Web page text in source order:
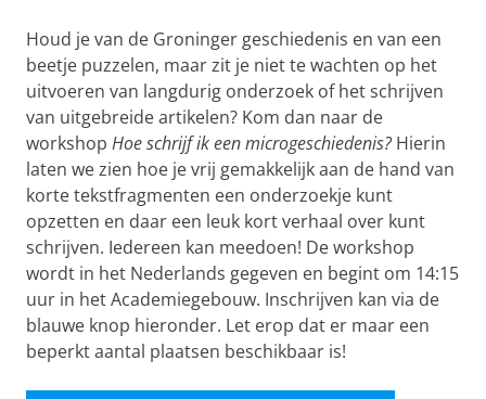
Houd je van de Groninger geschiedenis en van een
beetje puzzelen, maar zit je niet te wachten op het
uitvoeren van langdurig onderzoek of het schrijven
van uitgebreide artikelen? Kom dan naar de
workshop Hoe schrijf ik een microgeschiedenis?Hierin
laten we zien hoe je vrij gemakkelijk aan de hand van
korte tekstfragmenten een onderzoekje kunt
opzetten en daar een leuk kort verhaal over kunt
schrijven. Iedereen kan meedoen! De workshop
wordt in het Nederlands gegeven en begint om 14:15
uur in het Academiegebouw. Inschrijven kan via de
blauwe knop hieronder. Let erop dat er maar een
beperkt aantal plaatsen beschikbaar is!